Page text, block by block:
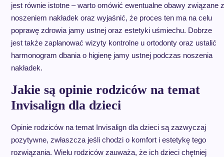
jest równie istotne – warto omówić ewentualne obawy związane z
noszeniem nakładek oraz wyjaśnić, że proces ten ma na celu
poprawę zdrowia jamy ustnej oraz estetyki uśmiechu. Dobrze
jest także zaplanować wizyty kontrolne u ortodonty oraz ustalić
harmonogram dbania o higienę jamy ustnej podczas noszenia
nakładek.
Jakie są opinie rodziców na temat
Invisalign dla dzieci
Opinie rodziców na temat Invisalign dla dzieci są zazwyczaj
pozytywne, zwłaszcza jeśli chodzi o komfort i estetykę tego
rozwiązania. Wielu rodziców zauważa, że ich dzieci chętniej